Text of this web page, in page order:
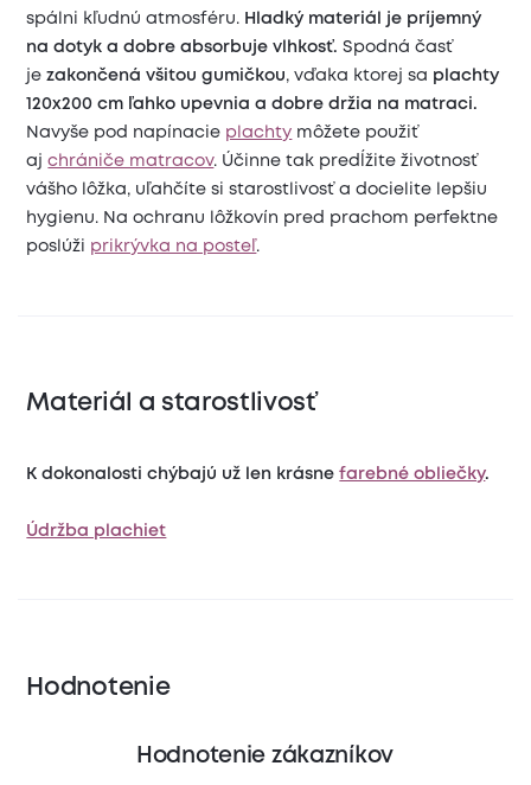
spálni kľudnú atmosféru. Hladký materiál je príjemný
na dotyk a dobre absorbuje vlhkosť. Spodná časť
jezakončená všitou gumičkou, vďaka ktorej sa plachty
120x200 cm ľahko upevnia a dobre držia na matraci.
Navyše pod napínacie plachty môžete použiť
ajchrániče matracov. Účinne tak predĺžite životnosť
vášho lôžka, uľahčíte si starostlivosť a docielite lepšiu
hygienu. Na ochranu lôžkovín pred prachom perfektne
poslúži prikrývka na posteľ.
Materiál a starostlivosť
K dokonalosti chýbajú už len krásnefarebné obliečky.
Údržba plachiet
Hodnotenie
Hodnotenie zákazníkov